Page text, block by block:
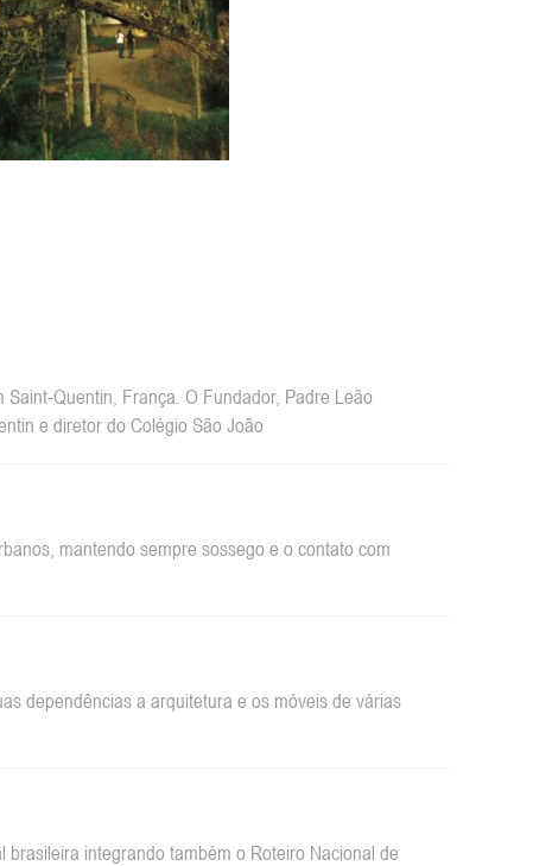
Quentin, França. O Fundador, Padre Leão
e diretor do Colégio São João
mantendo sempre sossego e o contato com
dependências a arquitetura e os móveis de várias
integrando também o Roteiro Nacional de